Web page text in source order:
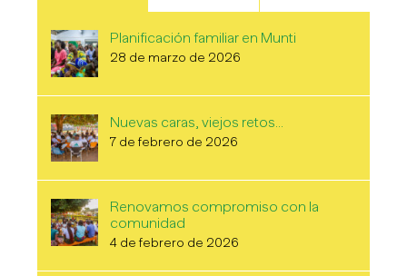
Planificación familiar en Munti
28 de marzo de 2026
Nuevas caras, viejos retos…
7 de febrero de 2026
Renovamos compromiso con la
comunidad
4 de febrero de 2026